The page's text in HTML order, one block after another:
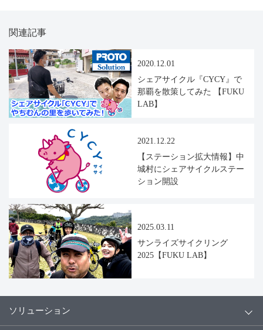
関連記事
2020.12.01
シェアサイクル『CYCY』で
那覇を散策してみた 【FUKU
LAB】
2021.12.22
【ステーション拡大情報】中
城村にシェアサイクルステー
ション開設
2025.03.11
サンライズサイクリング
2025【FUKU LAB】
ソリューション